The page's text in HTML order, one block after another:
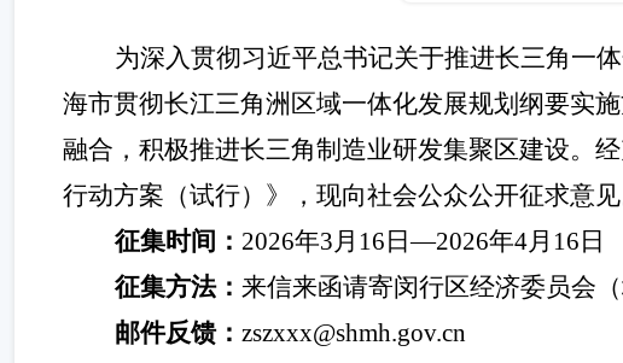
为深入贯彻习近平总书记关于推进长三角一
海市贯彻长江三角洲区域一体化发展规划纲要实
融合，积极推进长三角制造业研发集聚区建设。
行动方案（试行）》
，现向社会公众公开征求意见
征集时间： 2026年3月 16 日—2026年4月 16 日
征集方法： 来信来函请寄闵行区经济委员会
邮件反馈： zszxxx@shmh.gov.cn